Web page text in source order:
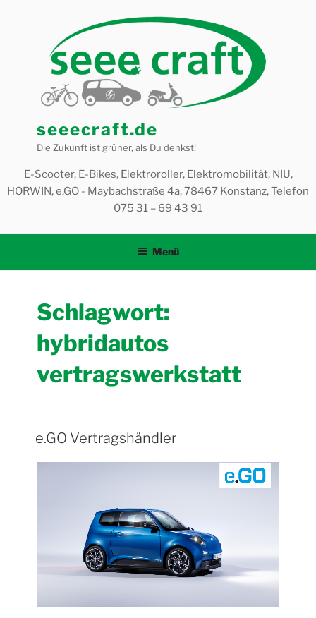
seeecraft.de
Die Zukunft ist grüner, als Du denkst!
E-Scooter, E-Bikes, Elektroroller, Elektromobilität, NIU,
HORWIN, e.GO - Maybachstraße 4a, 78467 Konstanz, Telefon
075 31 – 69 43 91
Menü
Schlagwort:
hybridautos
vertragswerkstatt
e.GO Vertragshändler